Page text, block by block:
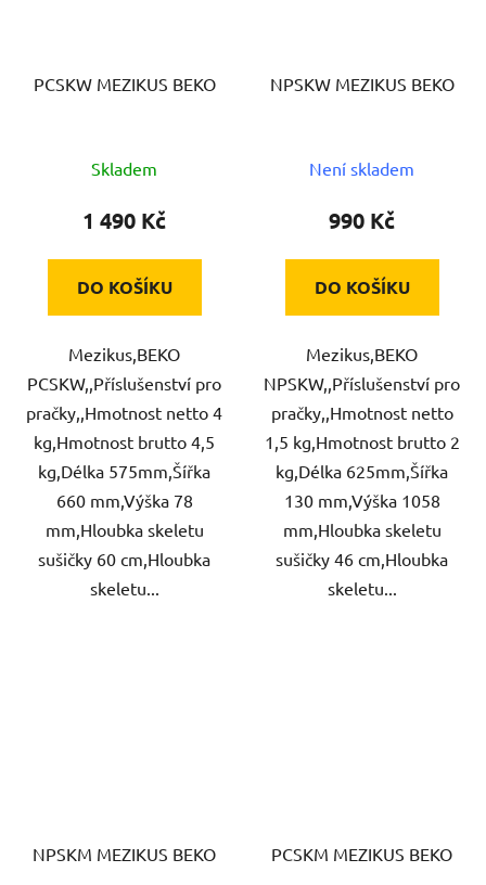
PCSKW MEZIKUS BEKO
Skladem
1 490 Kč
DO KOŠÍKU
Mezikus,BEKO
PCSKW,,Příslušenství pro
pračky,,Hmotnost netto 4
kg,Hmotnost brutto 4,5
kg,Délka 575mm,Šířka
660 mm,Výška 78
mm,Hloubka skeletu
sušičky 60 cm,Hloubka
skeletu...
NPSKW MEZIKUS BEKO
Není skladem
990 Kč
DO KOŠÍKU
Mezikus,BEKO
NPSKW,,Příslušenství pro
pračky,,Hmotnost netto
1,5 kg,Hmotnost brutto 2
kg,Délka 625mm,Šířka
130 mm,Výška 1058
mm,Hloubka skeletu
sušičky 46 cm,Hloubka
skeletu...
NPSKM MEZIKUS BEKO PCSKM MEZIKUS BEKO